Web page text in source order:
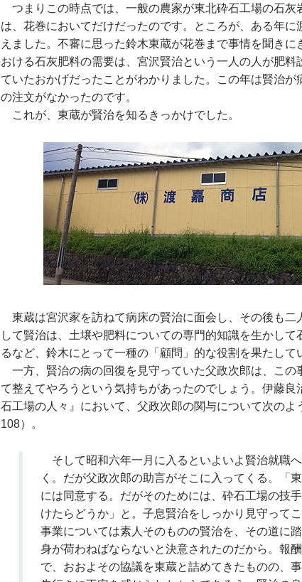
つまりこの時点では、一般の農家が東北砕石工場の石灰
は、花巻においてだけだったのです。ところが、ある年に
えました。不審に思った鈴木東蔵が花巻まで事情を聞きに
おける石灰肥料の需要は、宮沢賢治という一人の人が肥料
ていたおかげだったことがわかりました。この年は賢治が
の注文がなかったのです。
これが、東蔵が賢治を知るきっかけでした。
東蔵は宮沢家を訪ねて病床の賢治に面会し、その後も二
して賢治は、土壌や肥料についての専門的知識を生かして
るなど、鈴木にとって一種の「顧問」的な役割を果たして
一方、賢治の病の回復を見守っていた父政次郎は、この
て整えてやろうという気持ちがあったのでしょう。伊藤
石工場の人々』において、父政次郎の関与について次のよ
108）。
そして昭和六年一月に入るといよいよ賢治就職
く。だが父政次郎の助言がそこに入ってくる。「
には同意する。だがそのためには、砕石工場の技
けたらどうか」と。子息賢治をしっかり見守って
事業については素人そのものの賢治を、その道に
身が荷わねばならないと決意されたのだから。報
で、おおよその協議を東蔵と詰めてきたものの、